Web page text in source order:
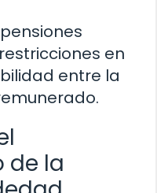
en
entre la
de la